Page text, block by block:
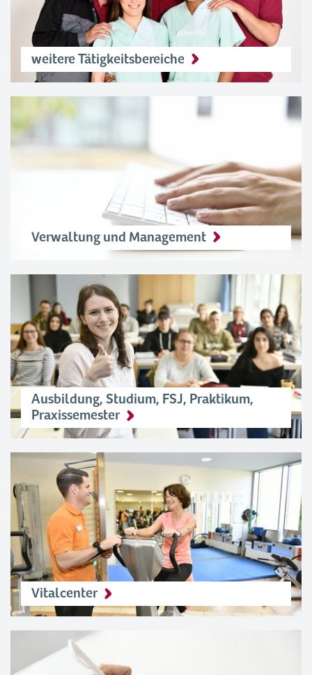
weitere Tätigkeitsbereiche
Verwaltung und Management
Ausbildung, Studium, FSJ, Praktikum,
Praxissemester
Vitalcenter